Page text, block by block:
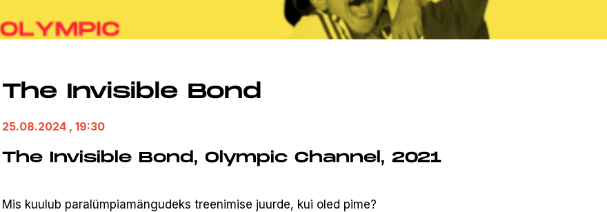
The Invisible Bond
25.08.2024 , 19:30
The Invisible Bond, Olympic Channel, 2021
Mis kuulub paralümpiamängudeks treenimise juurde, kui oled pime?